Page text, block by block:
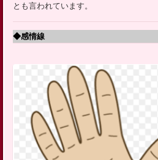
とも言われています。
◆感情線